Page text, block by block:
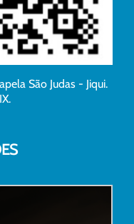
São Judas - Jiqui.